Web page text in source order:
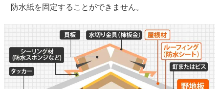
防水紙を固定することができません。